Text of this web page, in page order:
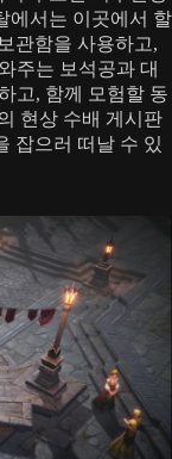
에서는 이곳에서 할
관함을 사용하고,
주는 보석공과 대
고, 함께 모험할 동
현상 수배 게시판
잡으러 떠날 수 있